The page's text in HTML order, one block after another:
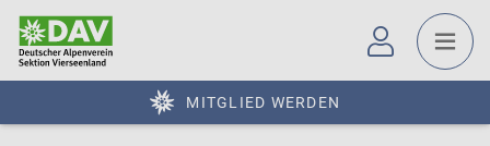
MITGLIED WERDEN